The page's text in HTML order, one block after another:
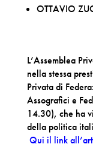
OTTAVIO
L’Assemblea
nella stessa
Privata di
Assografici e
14.30), che ha
della politica
Qui il link all’